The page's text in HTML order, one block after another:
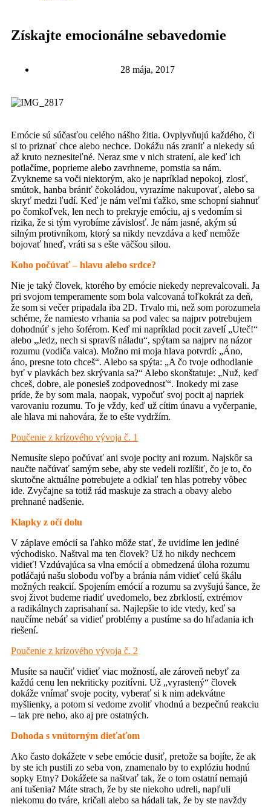
Získajte emocionálne sebavedomie
28 mája, 2017
Emócie sú súčasťou celého nášho žitia. Ovplyvňujú každého, či
si to priznať chce alebo nechce. Dokážu nás zraniť a niekedy sú
až kruto neznesiteľné. Neraz sme v nich stratení, ale keď ich
potlačíme, poprieme alebo zavrhneme, pomstia sa nám.
Zvykneme sa voči niektorým, ako je napríklad nepokoj, zlosť,
smútok, hanba brániť čokoládou, vyrazíme nakupovať, alebo sa
skryť medzi ľudí. Keď je nám veľmi ťažko, sme schopní siahnuť
po čomkoľvek, len nech to prekryje emóciu, aj s vedomím si
rizika, že si tým vyrobíme závislosť. Je nám jasné, akým sú
silným protivníkom, ktorý sa nikdy nevzdáva a keď nemôže
bojovať hneď, vráti sa s ešte väčšou silou.
Koho počúvať – hlavu alebo srdce?
Nie je taký človek, ktorého by emócie niekedy neprevalcovali. Ja
pri svojom temperamente som bola valcovaná toľkokrát za deň,
že som si večer pripadala iba 2D. Trvalo mi, než som porozumela
schéme, že namiesto vrhania sa pod valec sa najprv potrebujem
dohodnúť s jeho šoférom. Keď mi napríklad pocit zavelí „Uteč!“
alebo „Jedz, nech si spravíš náladu“, spýtam sa najprv na názor
rozumu (vodiča valca). Možno mi moja hlava potvrdí: „Áno,
áno, presne toto chceš“. Alebo sa spýta: „A čo tvoje odhodlanie
byť v plavkách bez skrývania sa?“ Alebo skonštatuje: „Nuž, keď
chceš, dobre, ale ponesieš zodpovednosť“. Inokedy mi zase
príde, že by som mala, naopak, vypočuť svoj pocit aj napriek
varovaniu rozumu. To je vždy, keď už cítim únavu a vyčerpanie,
ale hlava mi nahovára, že to ešte vydržím.
Poučenie z krízového vývoja č. 1
Nemusíte slepo počúvať ani svoje pocity ani rozum. Najskôr sa
naučte načúvať samým sebe, aby ste vedeli rozlíšiť, čo je to, čo
skutočne aktuálne potrebujete a odkiaľ ten hlas potreby vôbec
ide. Zvyčajne sa totiž rád maskuje za strach a obavy alebo
prehnané nadšenie.
Klapky z očí dolu
V záplave emócií sa ľahko môže stať, že uvidíme len jediné
východisko. Naštval ma ten človek? Už ho nikdy nechcem
vidieť! Vzdúvajúca sa vlna emócií a obmedzená úloha rozumu
potláčajú našu slobodu voľby a bránia nám vidieť celú škálu
možných reakcií. Spojením emócií a rozumu sa zvyšujú šance, že
svoj život budeme riadiť uvedomelo, bez zbrklostí, extrémov
a radikálnych zaprisahaní sa. Najlepšie to ide vtedy, keď sa
naučíme nebáť sa vidieť problémy a pustíme sa do hľadania ich
riešení.
Poučenie z krízového vývoja č. 2
Musíte sa naučiť vidieť viac možností, ale zároveň nebyť za
každú cenu len nekriticky pozitívni. Už „vyrastený“ človek
dokáže vnímať svoje pocity, vyberať si k nim adekvátne
myšlienky, a potom si vedome zvoliť vhodnú a bezpečnú reakciu
– tak pre neho, ako aj pre ostatných.
Dohoda s vnútorným dieťaťom
Ako často dokážete v sebe emócie dusiť, pretože sa bojíte, že ak
by ste ich pustili zo seba von, znamenalo by to explóziu hodnú
sopky Etny? Dokážete sa naštvať tak, že o tom ostatní nemajú
ani tušenia? Máte strach, že by ste niekoho udreli, napľuli
niekomu do tváre, kričali alebo sa hádali tak, že by ste navždy